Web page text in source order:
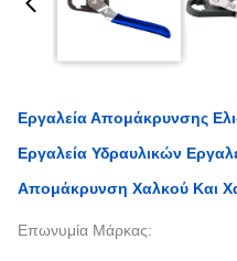
Εργαλεία Απομάκρυνσης
Εργαλεία Υδραυλικών
Απομάκρυνση Χαλκού Και
Επωνυμία Μάρκας: